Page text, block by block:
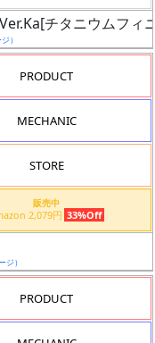
チタニウムフィ
）
PRODUCT
MECHANIC
STORE
販売中
Amazon 2,079円 33%Off
ジ）
PRODUCT